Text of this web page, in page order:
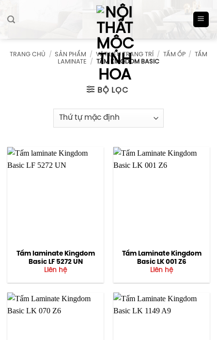
TRANG CHỦ / SẢN PHẨM / VẬT LIỆU TRANG TRÍ / TẤM ỐP /
TẤM
LAMINATE
/ TẤM KINGDOM BASIC
BỘ LỌC
Tấm laminate Kingdom
Basic LF 5272 UN
Liên hệ
Tấm Laminate Kingdom
Basic LK 001 Z6
Liên hệ